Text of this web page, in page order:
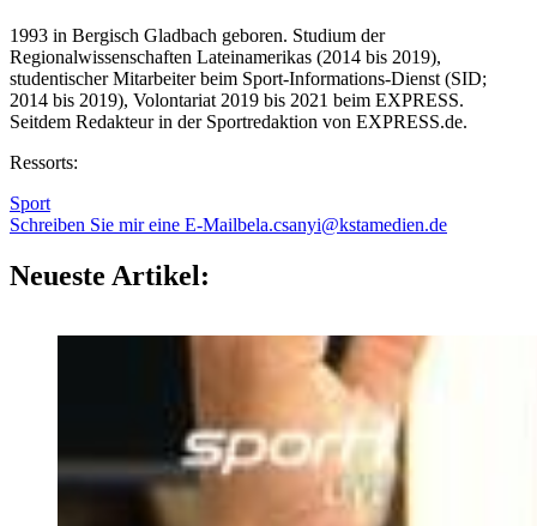
1993 in Bergisch Gladbach geboren. Studium der
Regionalwissenschaften Lateinamerikas (2014 bis 2019),
studentischer Mitarbeiter beim Sport-Informations-Dienst (SID;
2014 bis 2019), Volontariat 2019 bis 2021 beim EXPRESS.
Seitdem Redakteur in der Sportredaktion von EXPRESS.de.
Ressorts:
Sport
Schreiben Sie mir eine E-Mailbela.csanyi@kstamedien.de
Neueste Artikel: